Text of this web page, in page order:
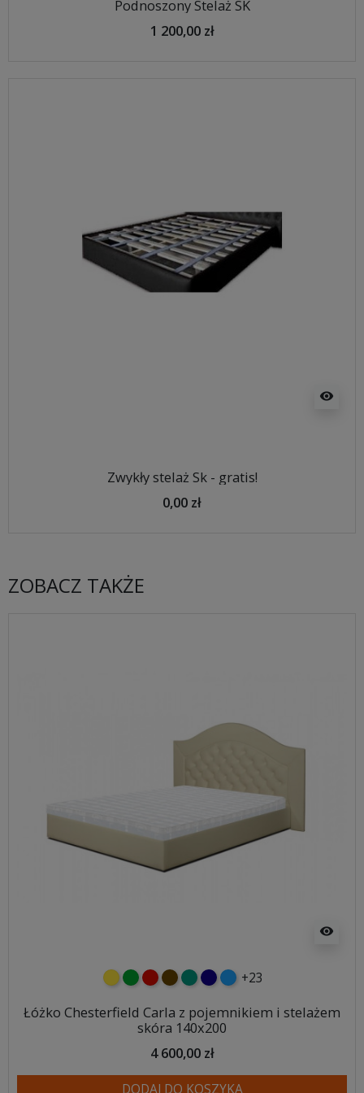
Podnoszony Stelaż SK
1 200,00 zł
visibility
Zwykły stelaż Sk - gratis!
0,00 zł
ZOBACZ TAKŻE
visibility
żółtyzielonyczerwony
czekoladowy
turkusowy
granatowy
niebieski
+23
Łóżko Chesterfield Carla z pojemnikiem i stelażem
skóra 140x200
4 600,00 zł
DODAJ DO KOSZYKA